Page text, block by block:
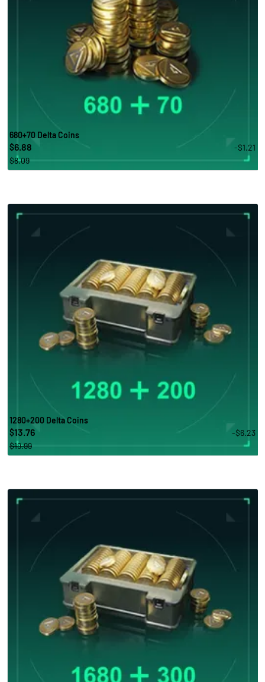
680+70 Delta Coins
$6.88
-$1.21
$8.09
1280+200 Delta Coins
$13.76
-$6.23
$19.99